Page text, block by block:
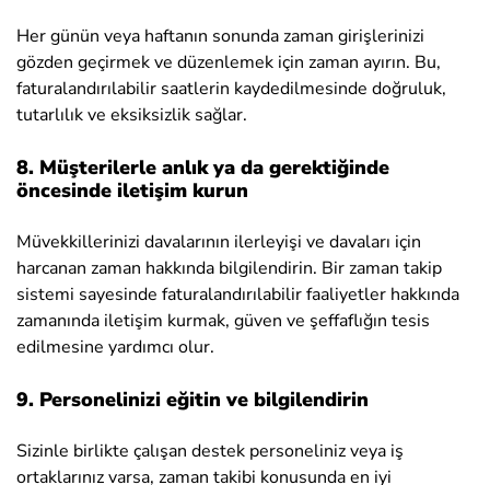
Her günün veya haftanın sonunda zaman girişlerinizi
gözden geçirmek ve düzenlemek için zaman ayırın. Bu,
faturalandırılabilir saatlerin kaydedilmesinde doğruluk,
tutarlılık ve eksiksizlik sağlar.
8. Müşterilerle anlık ya da gerektiğinde
öncesinde iletişim kurun
Müvekkillerinizi davalarının ilerleyişi ve davaları için
harcanan zaman hakkında bilgilendirin. Bir zaman takip
sistemi sayesinde faturalandırılabilir faaliyetler hakkında
zamanında iletişim kurmak, güven ve şeffaflığın tesis
edilmesine yardımcı olur.
9. Personelinizi eğitin ve bilgilendirin
Sizinle birlikte çalışan destek personeliniz veya iş
ortaklarınız varsa, zaman takibi konusunda en iyi